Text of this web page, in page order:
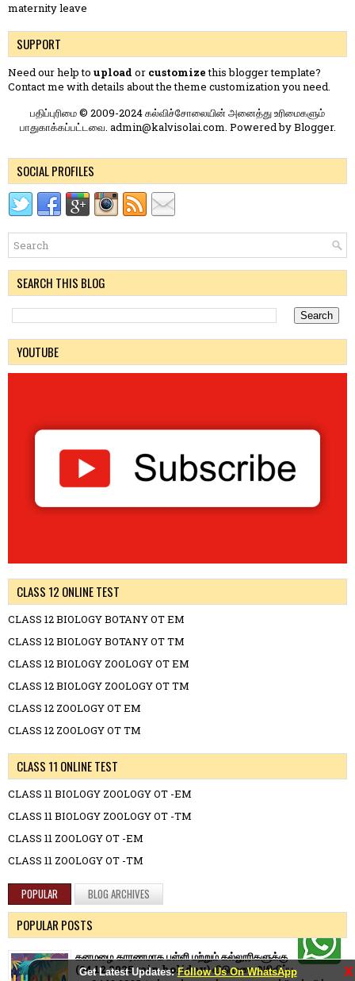
Get Latest Updates:Follow Us On WhatsApp X
maternity leave
SUPPORT
Need our help to upload or customizethis blogger template?
Contact me with details about the theme customization you need.
பதிப்புரிமை © 2009-2024 கல்விச்சோலையின் அனைத்து உரிமைகளும்
பாதுகாக்கப்பட்டவை. admin@kalvisolai.com. Powered byBlogger.
SOCIAL PROFILES
SEARCH THIS BLOG
YOUTUBE
CLASS 12 ONLINE TEST
CLASS 12 BIOLOGY BOTANY OT EM
CLASS 12 BIOLOGY BOTANY OT TM
CLASS 12 BIOLOGY ZOOLOGY OT EM
CLASS 12 BIOLOGY ZOOLOGY OT TM
CLASS 12 ZOOLOGY OT EM
CLASS 12 ZOOLOGY OT TM
CLASS 11 ONLINE TEST
CLASS 11 BIOLOGY ZOOLOGY OT -EM
CLASS 11 BIOLOGY ZOOLOGY OT -TM
CLASS 11 ZOOLOGY OT -EM
CLASS 11 ZOOLOGY OT -TM
POPULAR BLOG ARCHIVES
POPULAR POSTS
கனமழை காரணமாக பள்ளி மற்றும் கல்லூரிகளுக்கு
(04.12.2025 rain holiday) விடுமுறை அறிவிப்பு.